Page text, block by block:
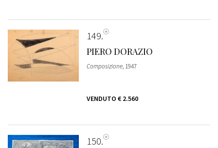
149
PIERO DORAZIO
Composizione, 1947
VENDUTO € 2.560
150